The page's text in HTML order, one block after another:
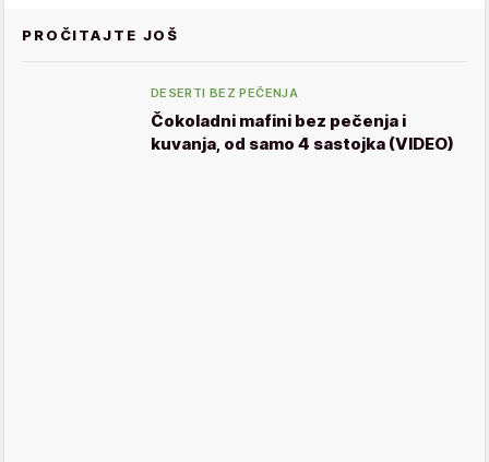
PROČITAJTE JOŠ
DESERTI BEZ PEČENJA
Čokoladni mafini bez pečenja i
kuvanja, od samo 4 sastojka (VIDEO)